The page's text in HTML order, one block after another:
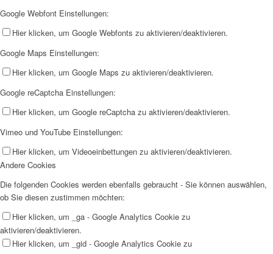
Google Webfont Einstellungen:
Hier klicken, um Google Webfonts zu aktivieren/deaktivieren.
Google Maps Einstellungen:
Hier klicken, um Google Maps zu aktivieren/deaktivieren.
Google reCaptcha Einstellungen:
Hier klicken, um Google reCaptcha zu aktivieren/deaktivieren.
Vimeo und YouTube Einstellungen:
Hier klicken, um Videoeinbettungen zu aktivieren/deaktivieren.
Andere Cookies
Die folgenden Cookies werden ebenfalls gebraucht - Sie können auswählen,
ob Sie diesen zustimmen möchten:
Hier klicken, um _ga - Google Analytics Cookie zu
aktivieren/deaktivieren.
Hier klicken, um _gid - Google Analytics Cookie zu